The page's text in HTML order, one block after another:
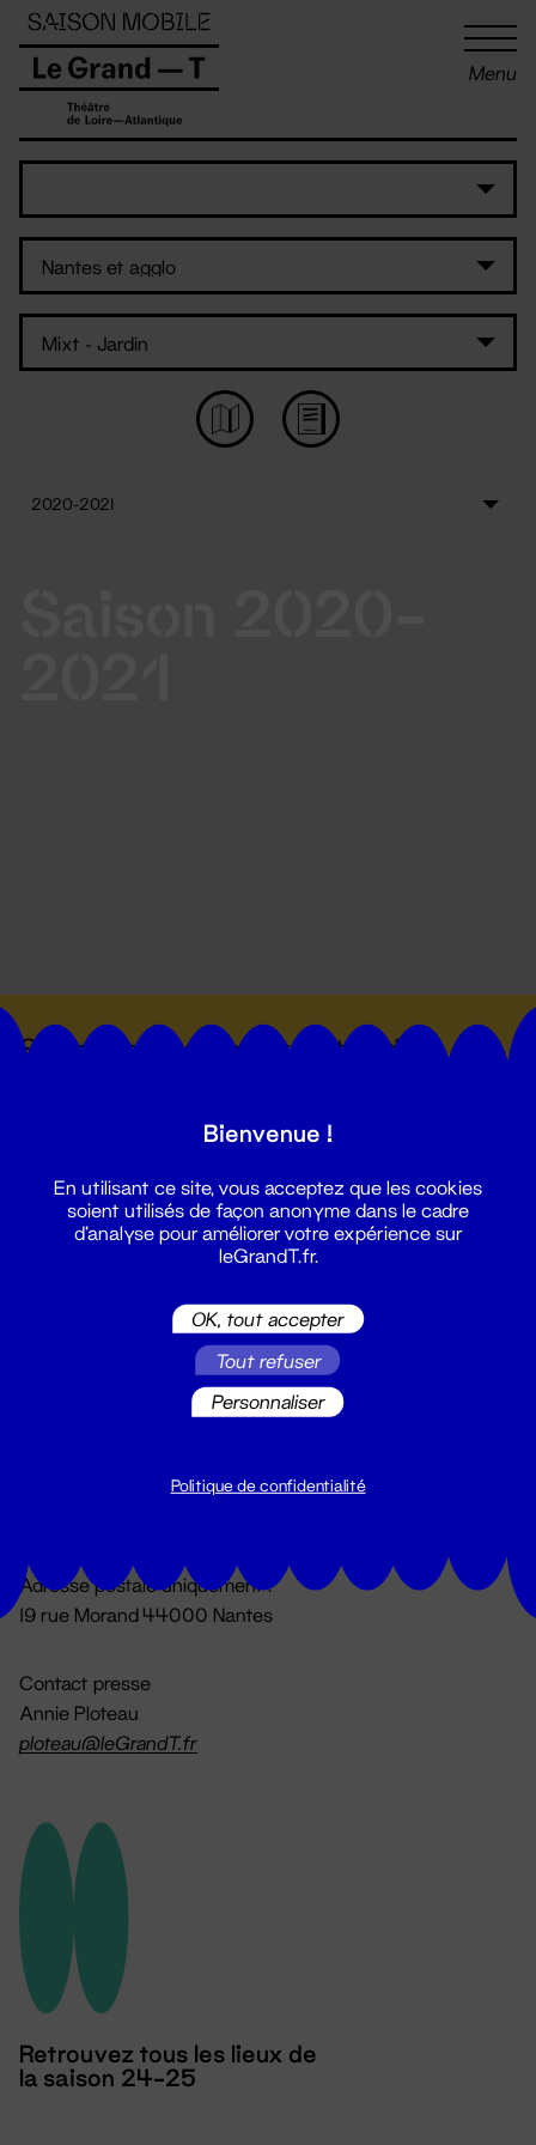
Menu
Suivez toutes les actualités du
Du lundi au vendredi 14h → 18h
Adresse postale uniquement :
19 rue Morand 44000 Nantes
Contact presse
Annie Ploteau
ploteau@leGrandT.fr
Retrouvez tous les lieux de
la saison 24-25
Panneau de gestion des cookies
Bienvenue !
En utilisant ce site, vous acceptez que les cookies
soient utilisés de façon anonyme dans le cadre
d'analyse pour améliorer votre expérience sur
leGrandT.fr.
OK, tout accepter
Tout refuser
Personnaliser
Politique de confidentialité